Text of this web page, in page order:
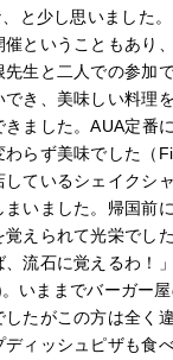
と少し思いました。
ということもあり
生と二人での参加
き、美味しい料理
ました。AUA定番
らず美味でした（
ているシェイクシ
まいました。帰国前
えられて光栄でし
、流石に覚えるわ！
いままでバーガー
たがこの方は全く
ィッシュピザも食